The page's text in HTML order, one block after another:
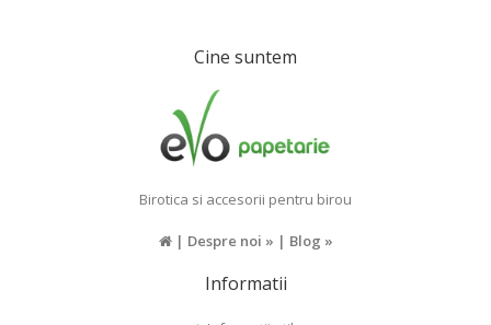
Cine suntem
Birotica si accesorii pentru birou
| Despre noi » | Blog »
Informatii